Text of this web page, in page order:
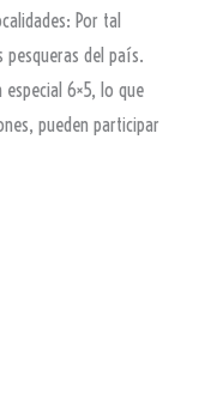
Por tal
del país.
6×5, lo que
pueden participar